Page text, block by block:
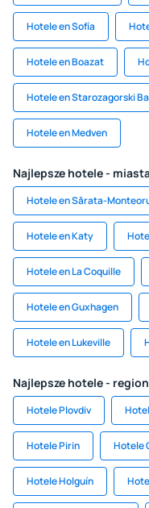
Hotele en Sofía
Hotele en Boazat
Hotele en Starozagorski
Hotele en Medven
Najlepsze hotele -
Hotele en Sărata-
Hotele en Katy
Hotele en La Coquille
Hotele en Guxhagen
Hotele en Lukeville
Najlepsze hotele -
Hotele Plovdiv
Hotele Pirin Hotele
Hotele Holguín